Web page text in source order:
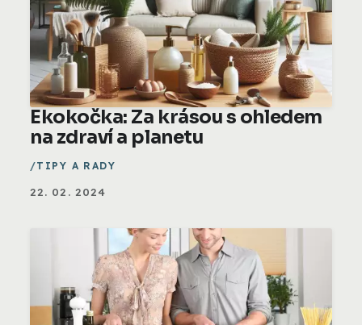
Ekokočka: Za krásou s ohledem
na zdraví a planetu
TIPY A RADY
22. 02. 2024